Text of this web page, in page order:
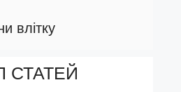
влітку
СТАТЕЙ